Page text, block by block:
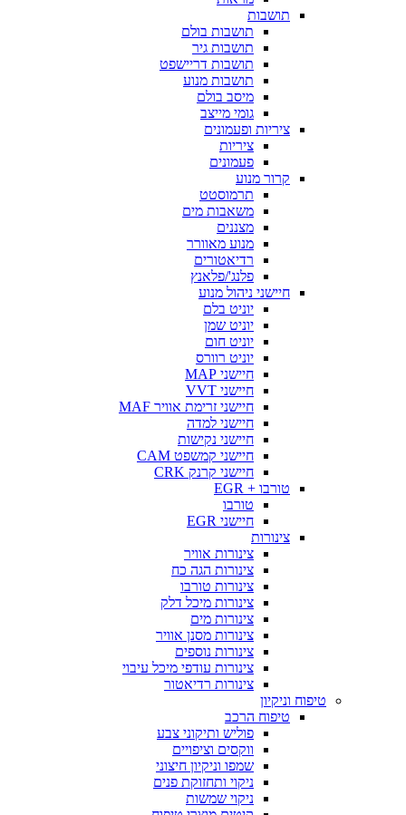
תושבות
תושבות בולם
תושבות גיר
תושבות דריישפט
תושבות מנוע
מיסב בולם
גומי מייצב
ציריות ופעמונים
ציריות
פעמונים
קרור מנוע
תרמוסטט
משאבות מים
מצננים
מנוע מאוורר
רדיאטורים
פלנג'/פלאנץ
חיישני ניהול מנוע
יוניט בלם
יוניט שמן
יוניט חום
יוניט רוורס
חיישני MAP
חיישני VVT
חיישני זרימת אוויר MAF
חיישני למדה
חיישני נקישות
חיישני קמשפט CAM
חיישני קרנק CRK
טורבו + EGR
טורבו
חיישני EGR
צינורות
צינורות אוויר
צינורות הגה כח
צינורות טורבו
צינורות מיכל דלק
צינורות מים
צינורות מסנן אוויר
צינורות נוספים
צינורות עודפי מיכל עיבוי
צינורות רדיאטור
טיפוח וניקיון
טיפוח הרכב
פוליש ותיקוני צבע
ווקסים וציפויים
שמפו וניקיון חיצוני
ניקוי ותחזוקת פנים
ניקוי שמשות